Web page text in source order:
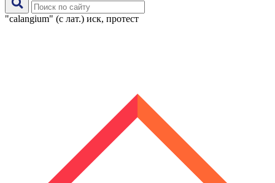
"calangium" (с лат.) иск, протест